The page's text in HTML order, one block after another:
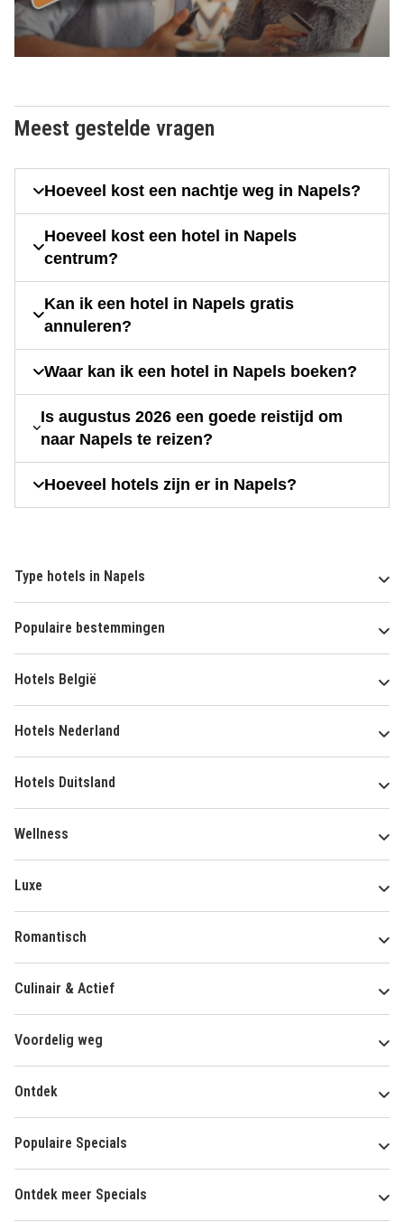
Meest gestelde vragen
Hoeveel kost een nachtje weg in Napels?
Hoeveel kost een hotel in Napels
centrum?
Kan ik een hotel in Napels gratis
annuleren?
Waar kan ik een hotel in Napels boeken?
Is augustus 2026 een goede reistijd om
naar Napels te reizen?
Hoeveel hotels zijn er in Napels?
Type hotels in Napels
Populaire bestemmingen
Hotels België
Hotels Nederland
Hotels Duitsland
Wellness
Luxe
Romantisch
Culinair & Actief
Voordelig weg
Ontdek
Populaire Specials
Ontdek meer Specials